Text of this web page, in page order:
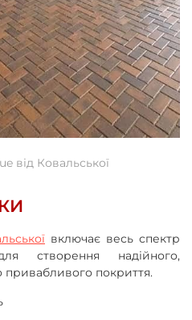
від Ковальської
включає весь спектр
створення надійного,
привабливого покриття.